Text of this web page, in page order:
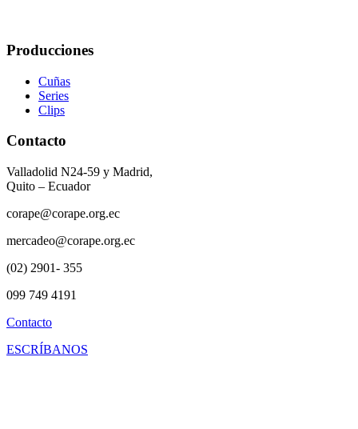
Producciones
Cuñas
Series
Clips
Contacto
Valladolid N24-59 y Madrid,
Quito – Ecuador
corape@corape.org.ec
mercadeo@corape.org.ec
(02) 2901- 355
099 749 4191
Contacto
ESCRÍBANOS